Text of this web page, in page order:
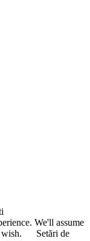
We'll assume
Setări de